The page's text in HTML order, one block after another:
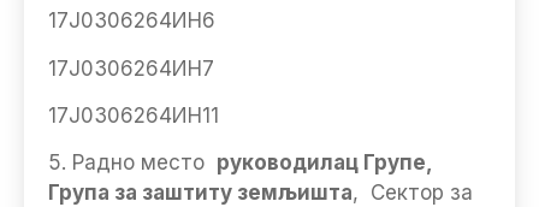
17Ј0306264ИН6
17Ј0306264ИН7
17Ј0306264ИН11
5. Радно место руководилац Групе,
Група за заштиту земљишта, Сектор за